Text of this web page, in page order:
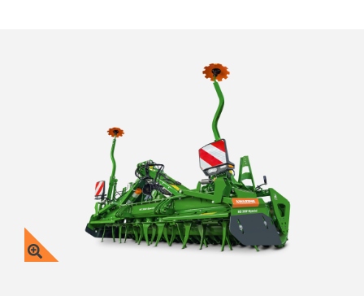
son elásticas y resistentes al desgaste.
Protección contra piedras integrada: La fijación
de púas con resorte permite que la púa se
desvíe al entrar en contacto con las piedras.
Las púas se sujetan firmemente en el centro
del portaherramientas dentro de la cavidad.